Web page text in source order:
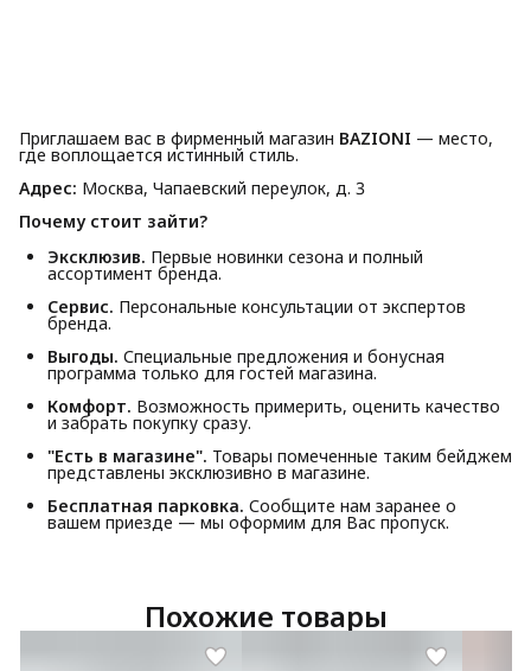
Приглашаем вас в фирменный магазин BAZIONI — место,
где воплощается истинный стиль.
Адрес: Москва, Чапаевский переулок, д. 3
Почему стоит зайти?
Эксклюзив. Первые новинки сезона и полный
ассортимент бренда.
Сервис. Персональные консультации от экспертов
бренда.
Выгоды. Специальные предложения и бонусная
программа только для гостей магазина.
Комфорт. Возможность примерить, оценить качество
и забрать покупку сразу.
"Есть в магазине". Товары помеченные таким бейджем
представлены эксклюзивно в магазине.
Бесплатная парковка. Сообщите нам заранее о
вашем приезде — мы оформим для Вас пропуск.
Похожие товары